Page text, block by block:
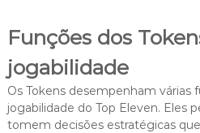
Funções dos
jogabilidade
Os Tokens desempenham várias
jogabilidade do Top Eleven. Eles
tomem decisões estratégicas